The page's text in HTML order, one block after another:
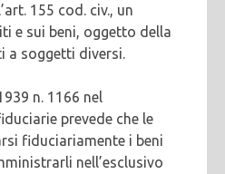
155 cod. civ., un
e sui beni, oggetto della
a soggetti diversi.
n. 1166 nel
prevede che le
fiduciariamente i beni
nell’esclusivo